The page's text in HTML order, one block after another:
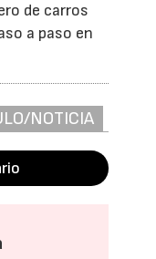
de carros
a paso en
NOTICIA